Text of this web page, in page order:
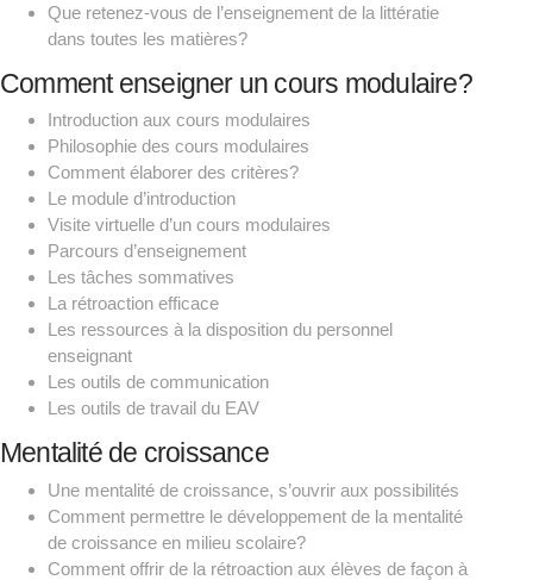
Que retenez-vous de l’enseignement de la littératie
dans toutes les matières?
Comment enseigner un cours modulaire?
Introduction aux cours modulaires
Philosophie des cours modulaires
Comment élaborer des critères?
Le module d’introduction
Visite virtuelle d’un cours modulaires
Parcours d’enseignement
Les tâches sommatives
La rétroaction efficace
Les ressources à la disposition du personnel
enseignant
Les outils de communication
Les outils de travail du EAV
Mentalité de croissance
Une mentalité de croissance, s’ouvrir aux possibilités
Comment permettre le développement de la mentalité
de croissance en milieu scolaire?
Comment offrir de la rétroaction aux élèves de façon à